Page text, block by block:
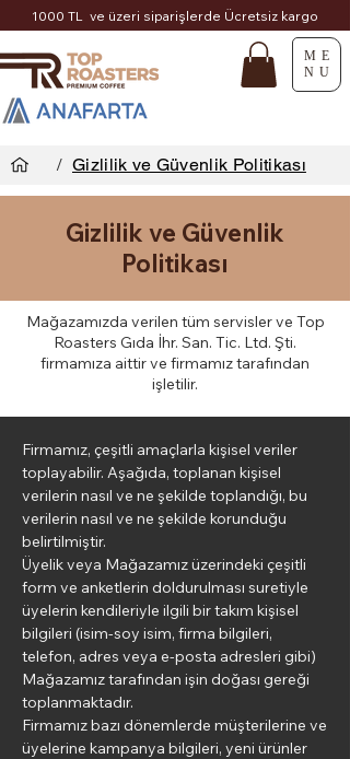
1000 TL ve üzeri siparişlerde Ücretsiz kargo
ME
NU
/ Gizlilik ve Güvenlik Politikası
Gizlilik ve Güvenlik
Politikası
Mağazamızda verilen tüm servisler ve Top
Roasters Gıda İhr. San. Tic. Ltd. Şti.
firmamıza aittir ve firmamız tarafından
işletilir.
Firmamız, çeşitli amaçlarla kişisel veriler
toplayabilir. Aşağıda, toplanan kişisel
verilerin nasıl ve ne şekilde toplandığı, bu
verilerin nasıl ve ne şekilde korunduğu
belirtilmiştir.
Üyelik veya Mağazamız üzerindeki çeşitli
form ve anketlerin doldurulması suretiyle
üyelerin kendileriyle ilgili bir takım kişisel
bilgileri (isim-soy isim, firma bilgileri,
telefon, adres veya e-posta adresleri gibi)
Mağazamız tarafından işin doğası gereği
toplanmaktadır.
Firmamız bazı dönemlerde müşterilerine ve
üyelerine kampanya bilgileri, yeni ürünler